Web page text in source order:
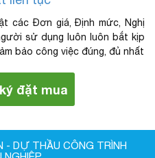
các Đơn giá, Định mức, Nghị
sử dụng luôn luôn bắt kịp
bảo công việc đúng, đủ nhất
đặt mua
- DỰ THẦU CÔNG TRÌNH